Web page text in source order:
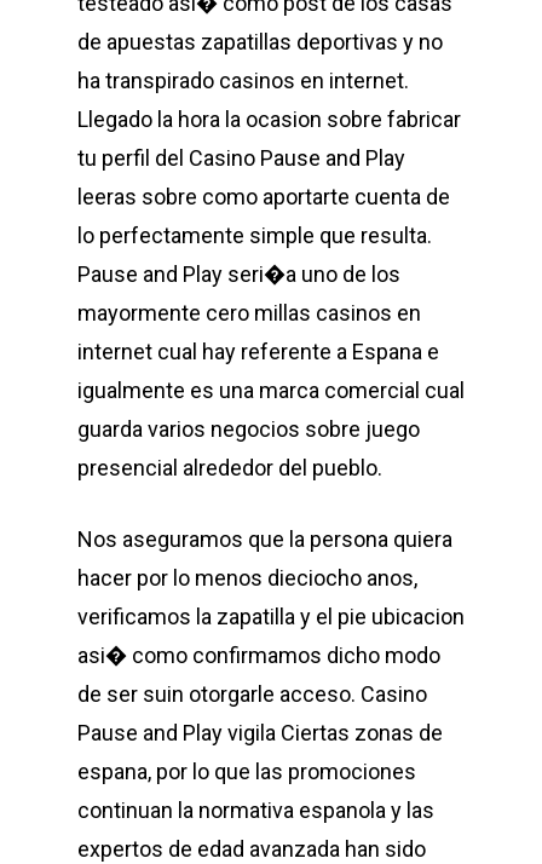
de apuestas zapatillas deportivas y no
ha transpirado casinos en internet.
Llegado la hora la ocasion sobre fabricar
tu perfil del Casino Pause and Play
leeras sobre como aportarte cuenta de
lo perfectamente simple que resulta.
Pause and Play seri�a uno de los
mayormente cero millas casinos en
internet cual hay referente a Espana e
igualmente es una marca comercial cual
guarda varios negocios sobre juego
presencial alrededor del pueblo.
Nos aseguramos que la persona quiera
hacer por lo menos dieciocho anos,
verificamos la zapatilla y el pie ubicacion
asi� como confirmamos dicho modo
de ser suin otorgarle acceso. Casino
Pause and Play vigila Ciertas zonas de
espana, por lo que las promociones
continuan la normativa espanola y las
expertos de edad avanzada han sido